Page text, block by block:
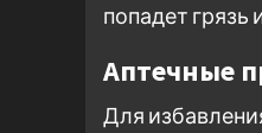
попадет грязь
Аптечные
Для